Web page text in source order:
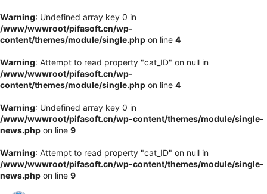
Warning: Undefined array key 0 in
/www/wwwroot/pifasoft.cn/wp-
content/themes/module/single.php on line 4
Warning: Attempt to read property "cat_ID" on null in
/www/wwwroot/pifasoft.cn/wp-
content/themes/module/single.php on line 4
Warning: Undefined array key 0 in
/www/wwwroot/pifasoft.cn/wp-content/themes/module/single-
news.php on line 9
Warning: Attempt to read property "cat_ID" on null in
/www/wwwroot/pifasoft.cn/wp-content/themes/module/single-
news.php on line 9